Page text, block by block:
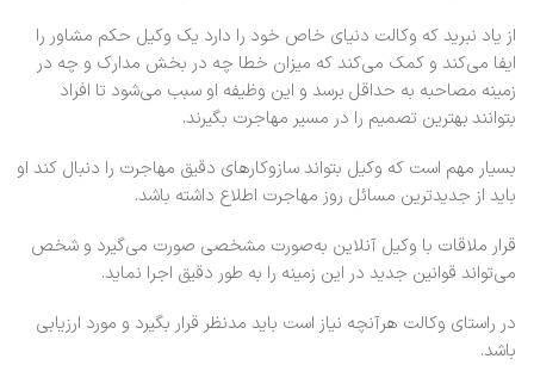
از یاد نبرید که وکالت دنیای خاص خود را دارد یک وکیل حکم مشاور را
ایفا می‌کند و کمک می‌کند که میزان خطا چه در بخش مدارک و چه در
زمینه مصاحبه به حداقل برسد و این وظیفه او سبب می‌شود تا افراد
بتوانند بهترین تصمیم را در مسیر مهاجرت بگیرند.
بسیار مهم است که وکیل بتواند سازوکارهای دقیق مهاجرت را دنبال کند او
باید از جدیدترین مسائل روز مهاجرت اطلاع داشته باشد.
قرار ملاقات با وکیل آنلاین به‌صورت مشخصی صورت می‌گیرد و شخص
می‌تواند قوانین جدید در این زمینه را به طور دقیق اجرا نماید.
در راستای وکالت هرآنچه نیاز است باید مدنظر قرار بگیرد و مورد ارزیابی
باشد.